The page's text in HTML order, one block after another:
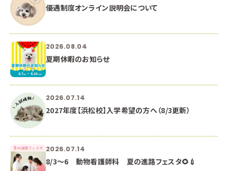
優遇制度オンライン説明会について
2026.08.04
夏期休暇のお知らせ
2026.07.14
2027年度【浜松校】入学希望の方へ（8/3更新）
2026.07.14
8/3～6 動物看護師科 夏の進路フェスタ🌻💉